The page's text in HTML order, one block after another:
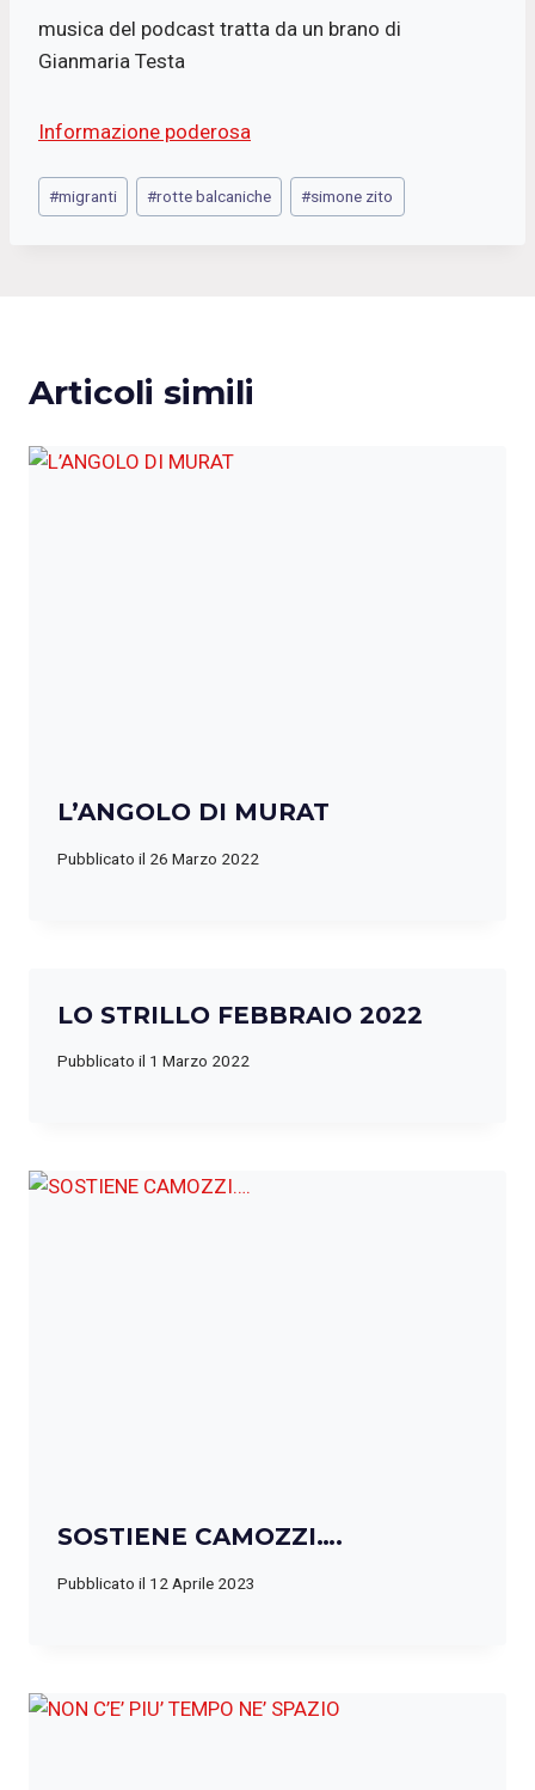
musica del podcast tratta da un brano di
Gianmaria Testa
Informazione poderosa
Tag
articolo:
#migranti #rotte balcaniche #simone zito
Articoli simili
L’ANGOLO DI MURAT
Pubblicato il 26 Marzo 2022
LO STRILLO FEBBRAIO 2022
Pubblicato il 1 Marzo 2022
SOSTIENE CAMOZZI….
Pubblicato il 12 Aprile 2023